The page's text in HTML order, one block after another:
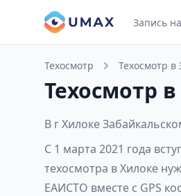
Запись
Техосмотр Техосмотр в
Техосмотр
В г Хилоке
С 1 марта 2021 года
техосмотра в Хилоке
ЕАИСТО вместе с GPS